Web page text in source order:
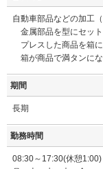
自動車部品などの加工
金属部品を型にセッ
プレスした商品を箱
箱が商品で満タンに
期間
長期
勤務時間
08:30～17:30(休憩1:00)